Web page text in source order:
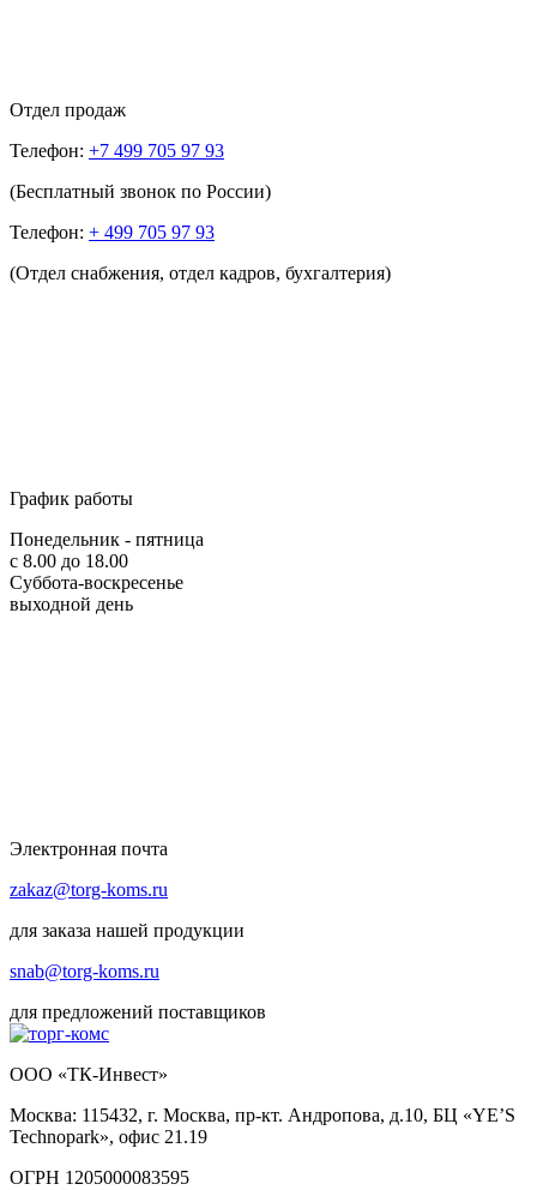
Отдел продаж
Телефон: +7 499 705 97 93
(Бесплатный звонок по России)
Телефон: + 499 705 97 93
(Отдел снабжения, отдел кадров, бухгалтерия)
График работы
Понедельник - пятница
с 8.00 до 18.00
Суббота-воскресенье
выходной день
Электронная почта
zakaz@torg-koms.ru
для заказа нашей продукции
snab@torg-koms.ru
для предложений поставщиков
ООО «ТК-Инвест»
Москва: 115432, г. Москва, пр-кт. Андропова, д.10, БЦ «YE’S
Technopark», офис 21.19
ОГРН 1205000083595